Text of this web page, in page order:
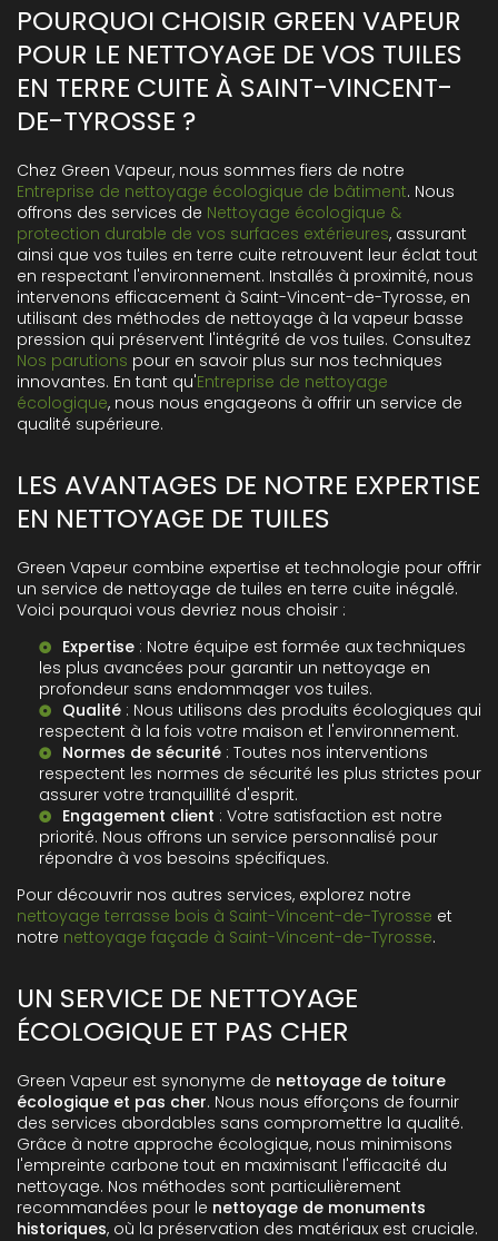
POURQUOI CHOISIR GREEN VAPEUR
POUR LE NETTOYAGE DE VOS TUILES
EN TERRE CUITE À SAINT-VINCENT-
DE-TYROSSE ?
Chez Green Vapeur, nous sommes fiers de notre
Entreprise de nettoyage écologique de bâtiment. Nous
offrons des services de Nettoyage écologique &
protection durable de vos surfaces extérieures, assurant
ainsi que vos tuiles en terre cuite retrouvent leur éclat tout
en respectant l'environnement. Installés à proximité, nous
intervenons efficacement à Saint-Vincent-de-Tyrosse, en
utilisant des méthodes de nettoyage à la vapeur basse
pression qui préservent l'intégrité de vos tuiles. Consultez
Nos parutions pour en savoir plus sur nos techniques
innovantes. En tant qu'Entreprise de nettoyage
écologique, nous nous engageons à offrir un service de
qualité supérieure.
LES AVANTAGES DE NOTRE EXPERTISE
EN NETTOYAGE DE TUILES
Green Vapeur combine expertise et technologie pour offrir
un service de nettoyage de tuiles en terre cuite inégalé.
Voici pourquoi vous devriez nous choisir :
Expertise : Notre équipe est formée aux techniques
les plus avancées pour garantir un nettoyage en
profondeur sans endommager vos tuiles.
Qualité : Nous utilisons des produits écologiques qui
respectent à la fois votre maison et l'environnement.
Normes de sécurité : Toutes nos interventions
respectent les normes de sécurité les plus strictes pour
assurer votre tranquillité d'esprit.
Engagement client : Votre satisfaction est notre
priorité. Nous offrons un service personnalisé pour
répondre à vos besoins spécifiques.
Pour découvrir nos autres services, explorez notre
nettoyage terrasse bois à Saint-Vincent-de-Tyrosse et
notre nettoyage façade à Saint-Vincent-de-Tyrosse.
UN SERVICE DE NETTOYAGE
ÉCOLOGIQUE ET PAS CHER
Green Vapeur est synonyme de nettoyage de toiture
écologique et pas cher. Nous nous efforçons de fournir
des services abordables sans compromettre la qualité.
Grâce à notre approche écologique, nous minimisons
l'empreinte carbone tout en maximisant l'efficacité du
nettoyage. Nos méthodes sont particulièrement
recommandées pour le nettoyage de monuments
historiques, où la préservation des matériaux est cruciale.